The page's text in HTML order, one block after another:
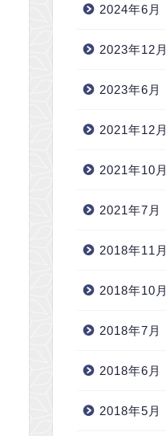
2024年6月
2023年12月
2023年6月
2021年12月
2021年10月
2021年7月
2018年11月
2018年10月
2018年7月
2018年6月
2018年5月